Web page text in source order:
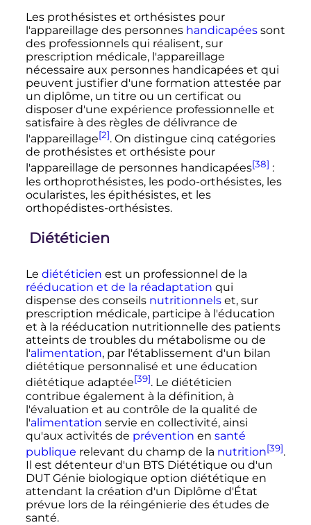
Les prothésistes et orthésistes pour
l'appareillage des personnes handicapéessont
des professionnels qui réalisent, sur
prescription médicale, l'appareillage
nécessaire aux personnes handicapées et qui
peuvent justifier d'une formation attestée par
un diplôme, un titre ou un certificat ou
disposer d'une expérience professionnelle et
satisfaire à des règles de délivrance de
l'appareillage[2]. On distingue cinq catégories
de prothésistes et orthésiste pour
l'appareillage de personnes handicapées[38] :
les orthoprothésistes, les podo-orthésistes, les
ocularistes, les épithésistes, et les
orthopédistes-orthésistes.
Diététicien
Le diététicien est un professionnel de la
rééducation et de la réadaptation qui
dispense des conseils nutritionnelset, sur
prescription médicale, participe à l'éducation
et à la rééducation nutritionnelle des patients
atteints de troubles du métabolisme ou de
l'alimentation, par l'établissement d'un bilan
diététique personnalisé et une éducation
diététique adaptée[39]. Le diététicien
contribue également à la définition, à
l'évaluation et au contrôle de la qualité de
l'alimentation servie en collectivité, ainsi
qu'aux activités de prévention en santé
publique relevant du champ de la nutrition[39].
Il est détenteur d'un BTS Diététique ou d'un
DUT Génie biologique option diététique en
attendant la création d'un Diplôme d'État
prévue lors de la réingénierie des études de
santé.